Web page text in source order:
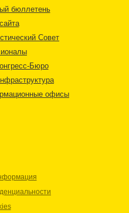
бюллетень
Совет
Бюро
офисы